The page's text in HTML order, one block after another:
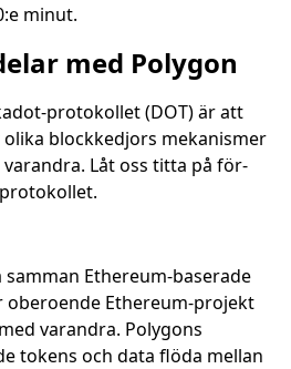
minut.
med Polygon
protokollet (DOT) är att
blockkedjors mekanismer
Låt oss titta på för-
samman Ethereum-baserade
Ethereum-projekt
varandra. Polygons
tokens och data flöda mellan